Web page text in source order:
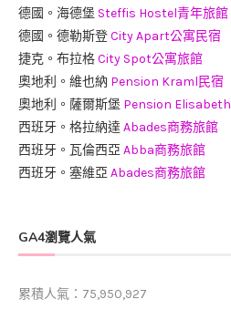
德國。海德堡 Steffis Hostel青年旅館
德國。德勒斯登City Apart公寓民宿
捷克。布拉格City Spot公寓旅館
奧地利。維也納 Pension Kraml民宿
奧地利。薩爾斯堡 Pension Elisabeth
西班牙。格拉納達 Abades商務旅館
西班牙。瓦倫西亞 Abba商務旅館
西班牙。塞維亞 Abades商務旅館
GA4瀏覽人氣
累積人氣：75,950,927